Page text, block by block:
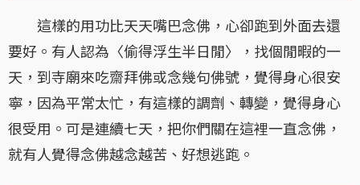
這樣的用功比天天嘴巴念佛，心卻跑到外面去還
要好。有人認為〈偷得浮生半日閒〉，找個閒暇的一
天，到寺廟來吃齋拜佛或念幾句佛號，覺得身心很安
寧，因為平常太忙，有這樣的調劑、轉變，覺得身心
很受用。可是連續七天，把你們關在這裡一直念佛，
就有人覺得念佛越念越苦、好想逃跑。